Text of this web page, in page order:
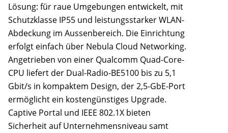
Lösung: für raue Umgebungen entwickelt, mit
Schutzklasse IP55 und leistungsstarker WLAN-
Abdeckung im Aussenbereich. Die Einrichtung
erfolgt einfach über Nebula Cloud Networking.
Angetrieben von einer Qualcomm Quad-Core-
CPU liefert der Dual-Radio-BE5100 bis zu 5,1
Gbit/s in kompaktem Design, der 2,5-GbE-Port
ermöglicht ein kostengünstiges Upgrade.
Captive Portal und IEEE 802.1X bieten
Sicherheit auf Unternehmensniveau samt